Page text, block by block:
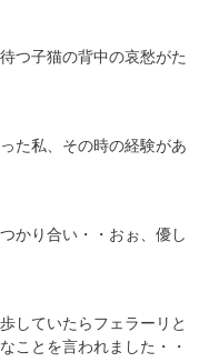
つ子猫の背中の哀愁がた
た私、その時の経験があ
かり合い・・おぉ、優し
していたらフェラーリと
ことを言われました・・